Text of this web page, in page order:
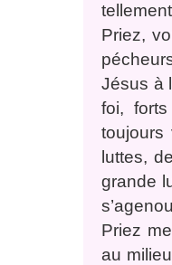
Priez,
Jésus à
foi,
toujours
luttes,
grande
Priez
au